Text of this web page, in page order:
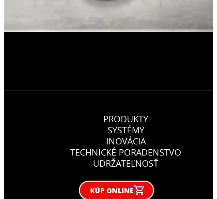
PRODUKTY
SYSTÉMY
INOVÁCIA
TECHNICKÉ PORADENSTVO
UDRŽATEĽNOSŤ
KÚP ONLINE